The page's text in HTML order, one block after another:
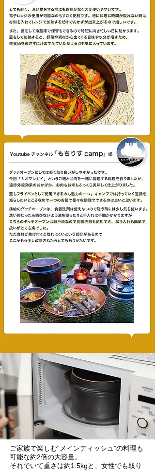
ご家族で楽しむ“メインディッシュ”の料理も
可能な約2倍の大容量。
それでいて重さは約1.5kgと、女性でも取り